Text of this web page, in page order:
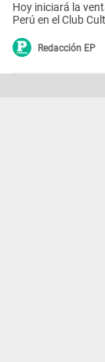
Hoy iniciará la
Perú en el Club
Redacción EP